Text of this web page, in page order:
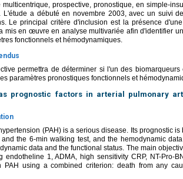
multicentrique, prospective, pronostique, en simple-
L'étude a débuté en novembre 2003, avec un suivi
Le principal critère d'inclusion est la présence
mis en œuvre en analyse multivariée afin d'identifier
fonctionnels et hémodynamiques.
permettra de déterminer si l'un des
paramètres pronostiques fonctionnels et
prognostic factors in arterial pulmonary
(PAH) is a serious disease. Its prognostic
the 6-min walking test, and the hemodynamic
data and the functional status. The main
endotheline 1, ADMA, high sensitivity CRP, NT-Pro-
PAH using a combined criterion: death from any